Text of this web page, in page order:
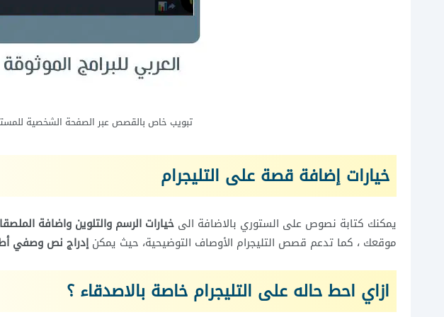
تبويب خاص بالقصص عبر الصفحة الشخصية
خيارات إضافة قصة على التليجرام
يمكنك كتابة نصوص على الستوري بالاضافة الى خيارات الرسم والتلوين واضافة
موقعك ، كما تدعم قصص التليجرام الأوصاف التوضيحية، حيث يمكن إدراج نص وصفي
ازاي احط حاله على التليجرام خاصة بالاصدقاء ؟